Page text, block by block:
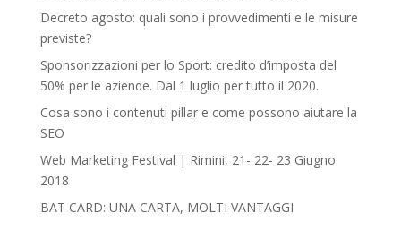
Decreto agosto: quali sono i provvedimenti e le misure
previste?
Sponsorizzazioni per lo Sport: credito d’imposta del
50% per le aziende. Dal 1 luglio per tutto il 2020.
Cosa sono i contenuti pillar e come possono aiutare la
SEO
Web Marketing Festival | Rimini, 21- 22- 23 Giugno
2018‎
BAT CARD: UNA CARTA, MOLTI VANTAGGI